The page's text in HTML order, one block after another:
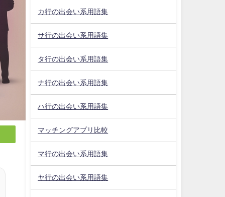
カ行の出会い系用語集
サ行の出会い系用語集
タ行の出会い系用語集
ナ行の出会い系用語集
ハ行の出会い系用語集
マッチングアプリ比較
マ行の出会い系用語集
ヤ行の出会い系用語集